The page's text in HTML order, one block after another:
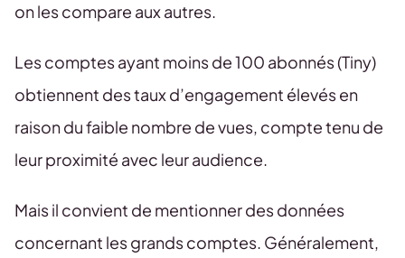
on les compare aux autres.
Les comptes ayant moins de 100 abonnés (Tiny)
obtiennent des taux d’engagement élevés en
raison du faible nombre de vues, compte tenu de
leur proximité avec leur audience.
Mais il convient de mentionner des données
concernant les grands comptes. Généralement,